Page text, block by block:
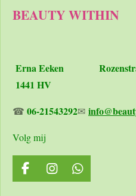
BEAUTY WITHIN
Erna Eeken
1441 HV
☎ 06-21543292✉
Volg mij
F
a
I
n
W
h